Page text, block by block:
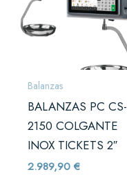
Balanzas
BALANZAS PC CS-
2150 COLGANTE
INOX TICKETS 2″
2.989,90€